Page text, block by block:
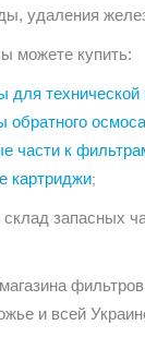
удаления
можете купить:
для технической
обратного
части к
картриджи;
запасных
и всей